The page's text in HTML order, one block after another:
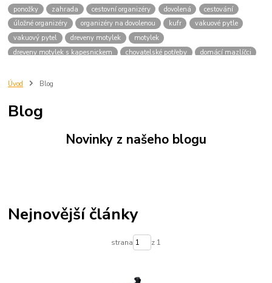
ponožky zahrada cestovní organizéry dovolená
cestování
úložné organizéry
organizéry na dovolenou kufr
vakuové pytle
vakuový pytel
dreveny motylek
motylek
dreveny motylek s kapesnickem
chovatelské potřeby
domácí mazlíčci
oblečení
doplňky
aqualoon
Úvod Blog
Blog
Novinky z našeho blogu
Nejnovější články
strana z 1